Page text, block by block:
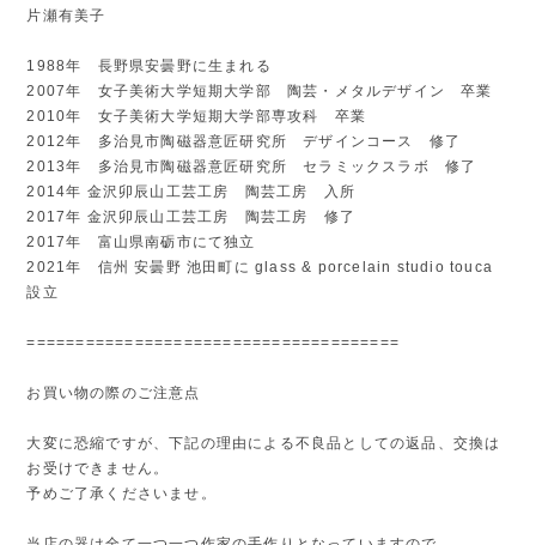
片瀬有美子
1988年 長野県安曇野に生まれる
2007年 女子美術大学短期大学部 陶芸・メタルデザイン 卒業
2010年 女子美術大学短期大学部専攻科 卒業
2012年 多治見市陶磁器意匠研究所 デザインコース 修了
2013年 多治見市陶磁器意匠研究所 セラミックスラボ 修了
2014年 金沢卯辰山工芸工房 陶芸工房 入所
2017年 金沢卯辰山工芸工房 陶芸工房 修了
2017年 富山県南砺市にて独立
2021年 信州 安曇野 池田町に glass & porcelain studio touca
設立
======================================
お買い物の際のご注意点
大変に恐縮ですが、下記の理由による不良品としての返品、交換は
お受けできません。
予めご了承くださいませ。